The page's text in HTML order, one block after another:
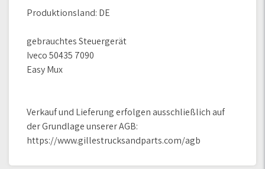
Produktionsland: DE
gebrauchtes Steuergerät
Iveco 50435 7090
Easy Mux
Verkauf und Lieferung erfolgen ausschließlich auf
der Grundlage unserer AGB:
https://www.gillestrucksandparts.com/agb